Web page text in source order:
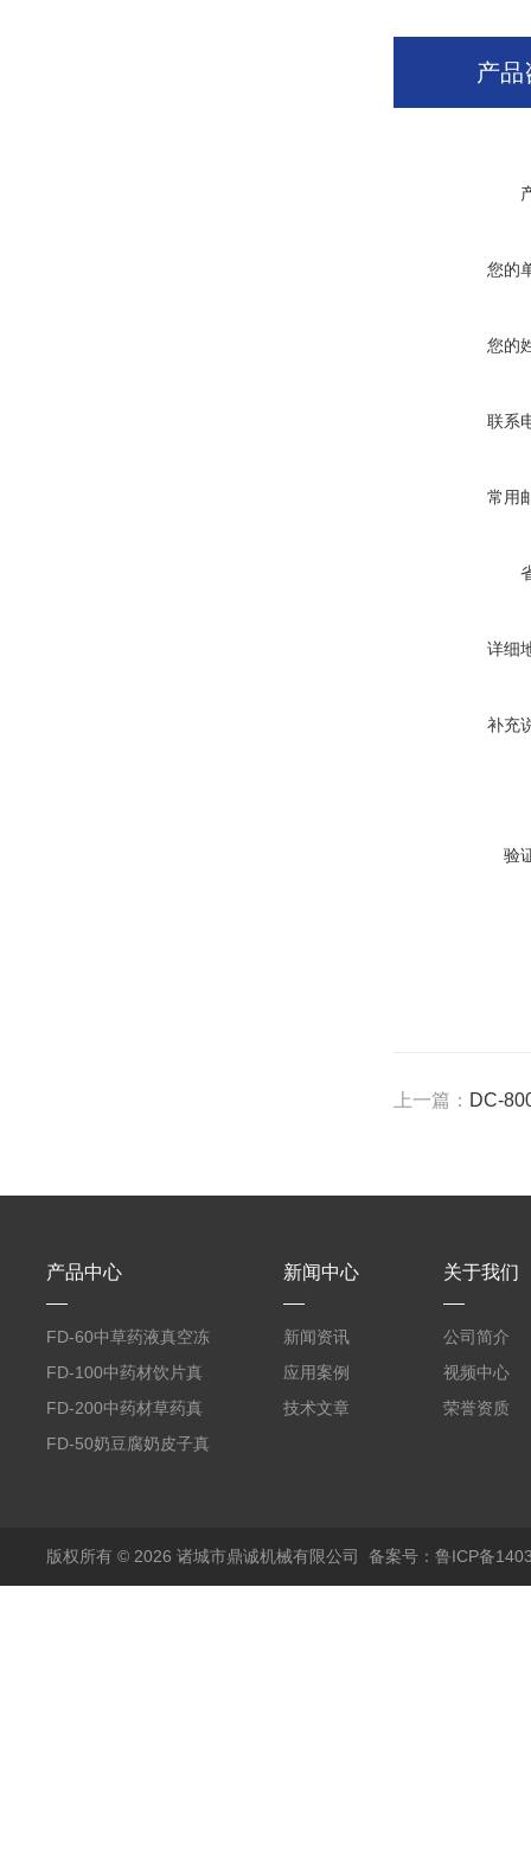
产品
您的
您的
联系
常用
详细
补充
验
上一篇： DC-
产品中心
FD-60中草药液真空冻
干机
FD-100中药材饮片真
空冻干机
FD-200中药材草药真
空冻干机
FD-50奶豆腐奶皮子真
新闻中心
新闻资讯
应用案例
技术文章
关于我们
公司简介
视频中心
荣誉资质
版权所有 © 2026 诸城市鼎诚机械有限公司 备案号：鲁ICP备